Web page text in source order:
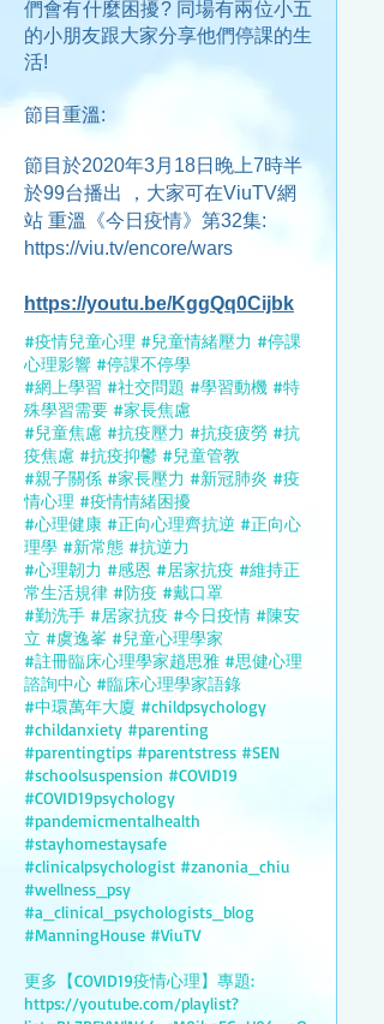
們會有什麼困擾? 同場有兩位小五
的小朋友跟大家分享他們停課的生
活!
節目重溫:
節目於2020年3月18日晚上7時半
於99台播出 ，大家可在ViuTV網
站 重溫《今日疫情》第32集:
https://viu.tv/encore/wars
https://youtu.be/KggQq0Cijbk
#疫情兒童心理 #兒童情緒壓力 #停課
心理影響 #停課不停學
#網上學習 #社交問題 #學習動機 #特
殊學習需要 #家長焦慮
#兒童焦慮 #抗疫壓力 #抗疫疲勞 #抗
疫焦慮 #抗疫抑鬱 #兒童管教
#親子關係 #家長壓力 #新冠肺炎 #疫
情心理 #疫情情緒困擾
#心理健康 #正向心理齊抗逆 #正向心
理學 #新常態 #抗逆力
#心理韌力 #感恩 #居家抗疫 #維持正
常生活規律 #防疫 #戴口罩
#勤洗手 #居家抗疫 #今日疫情 #陳安
立 #虞逸峯 #兒童心理學家
#註冊臨床心理學家趙思雅 #思健心理
諮詢中心 #臨床心理學家語錄
#中環萬年大廈 #childpsychology
#childanxiety #parenting
#parentingtips #parentstress #SEN
#schoolsuspension #COVID19
#COVID19psychology
#pandemicmentalhealth
#stayhomestaysafe
#clinicalpsychologist #zanonia_chiu
#wellness_psy
#a_clinical_psychologists_blog
#ManningHouse #ViuTV
更多【COVID19疫情心理】專題:
https://youtube.com/playlist?